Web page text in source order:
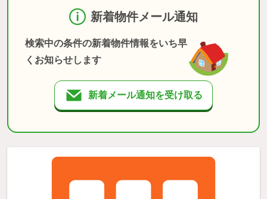
新着物件メール通知
検索中の条件の新着物件情報をいち早
くお知らせします
新着メール通知を受け取る